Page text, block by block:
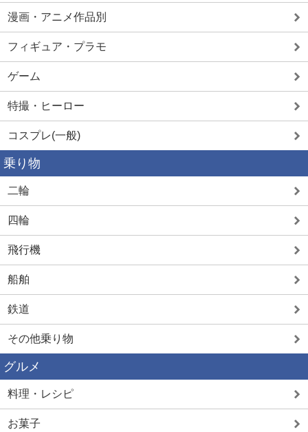
漫画・アニメ作品別
フィギュア・プラモ
ゲーム
特撮・ヒーロー
コスプレ(一般)
乗り物
二輪
四輪
飛行機
船舶
鉄道
その他乗り物
グルメ
料理・レシピ
お菓子